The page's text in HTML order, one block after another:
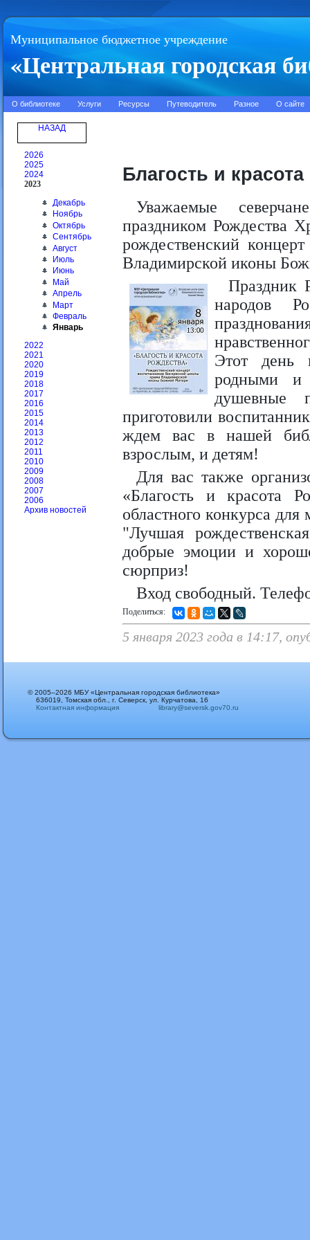
Муниципальное бюджетное учреждение
«Центральная городская
О библиотеке Услуги Ресурсы Путеводитель Разное О сайте
НАЗАД
2026
2025
2024
2023
Декабрь
Ноябрь
Октябрь
Сентябрь
Август
Июль
Июнь
Май
Апрель
Март
Февраль
Январь
2022
2021
2020
2019
2018
2017
2016
2015
2014
2013
2012
2011
2010
2009
2008
2007
2006
Архив новостей
Благость и
Уважаемые
праздником Рождества
рождественский
Владимирской иконы
Праздник
народов
Этот день
родными и
душевные
приготовили
ждем вас в нашей
взрослым, и детям!
Для вас также
«Благость и красота
областного конкурса
"Лучшая
добрые эмоции и
сюрприз!
Вход свободный.
Поделиться:
5 января 2023 года в 14:17,
© 2005–2026 МБУ «Центральная городская библиотека»
636019, Томская обл., г. Северск, ул. Курчатова, 16
Контактная информация
library@seversk.gov70.ru